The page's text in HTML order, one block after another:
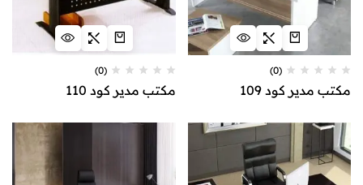
(0)
مكتب مدير كود 109
(0)
مكتب مدير كود 110